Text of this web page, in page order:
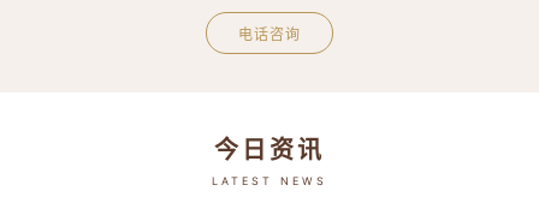
电话咨询
今日资讯
LATEST NEWS